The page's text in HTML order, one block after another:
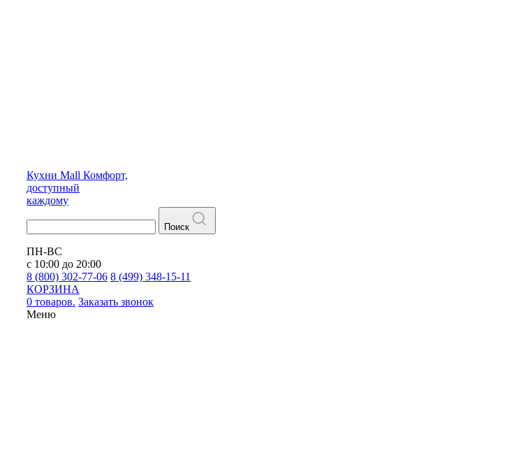
Кухни Mall Комфорт,
доступный
каждому
Поиск
ПН-ВС
с 10:00 до 20:00
8 (800) 302-77-06 8 (499) 348-15-11
КОРЗИНА
0 товаров. Заказать звонок
Меню